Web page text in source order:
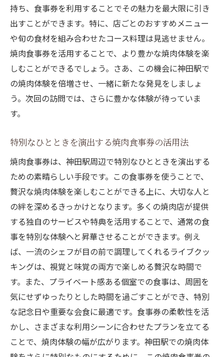
持ち、食事券を利用することでその魅力を最大限に引き
出すことができます。特に、店ごとのおすすめメニュー
や旬の食材を組み合わせたコース料理は見逃せません。
焼肉食事券を活用することで、より豊かな焼肉体験を楽
しむことができるでしょう。さあ、この機会に神田駅で
の焼肉体験を倍増させ、一緒に新たな発見をしましょ
う。次回の訪問では、さらに豊かな体験が待っていま
す。
特別なひとときを演出する焼肉食事券の活用法
焼肉食事券は、神田駅周辺で特別なひとときを演出する
ための素晴らしい手段です。この食事券を使うことで、
贅沢な焼肉体験を楽しむことができる上に、大切な人と
の絆を深めるきっかけとなります。多くの焼肉店が提供
する独自のサービスや特典を活用することで、通常の食
事を特別な体験へと昇華させることができます。例え
ば、一流のシェフが目の前で調理してくれるライブクッ
キングは、視覚と味覚の両方で楽しめる贅沢な時間で
す。また、プライベート感ある個室での食事は、周囲を
気にせずゆったりとした時間を過ごすことができ、特別
な記念日や重要な会食に最適です。食事券の柔軟性を活
かし、さまざまな利用シーンに合わせたプランを立てる
ことで、焼肉体験の幅が広がります。神田駅での焼肉体